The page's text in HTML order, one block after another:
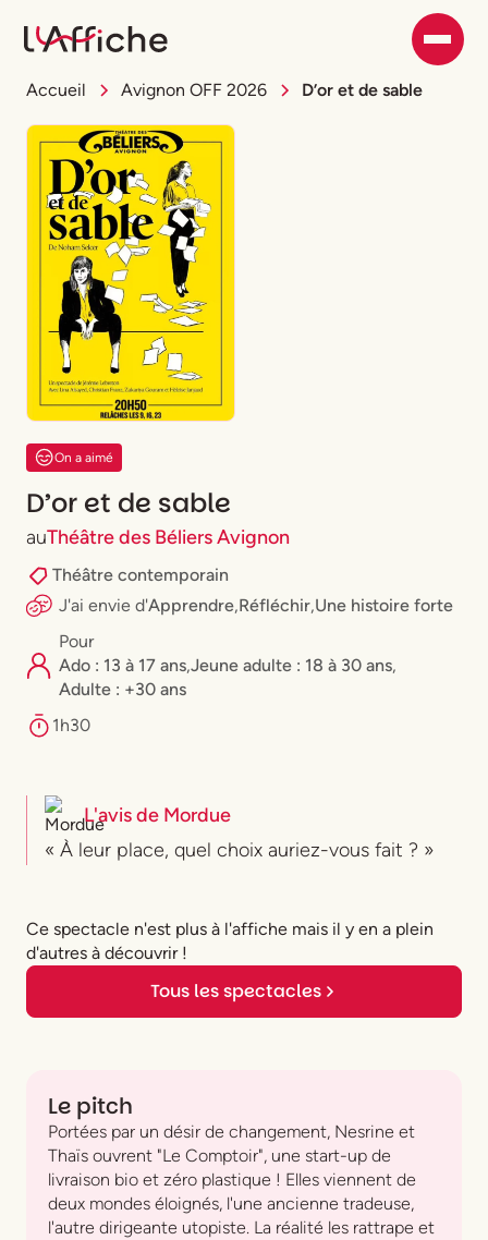
Accueil Avignon OFF 2026 D’or et de sable
On a aimé
D’or et de sable
auThéâtre des Béliers Avignon
Théâtre contemporain
J'ai envie d'Apprendre,Réfléchir,Une histoire forte
Pour
Ado : 13 à 17 ans,⁠Jeune adulte : 18 à 30 ans,
Adulte : +30 ans
1h30
L'avis de Mordue
« À leur place, quel choix auriez-vous fait ? »
Ce spectacle n'est plus à l'affiche mais il y en a plein
d'autres à découvrir !
Tous les spectacles
Le pitch
Portées par un désir de changement, Nesrine et
Thaïs ouvrent "Le Comptoir", une start-up de
livraison bio et zéro plastique ! Elles viennent de
deux mondes éloignés, l'une ancienne tradeuse,
l'autre dirigeante utopiste. La réalité les rattrape et